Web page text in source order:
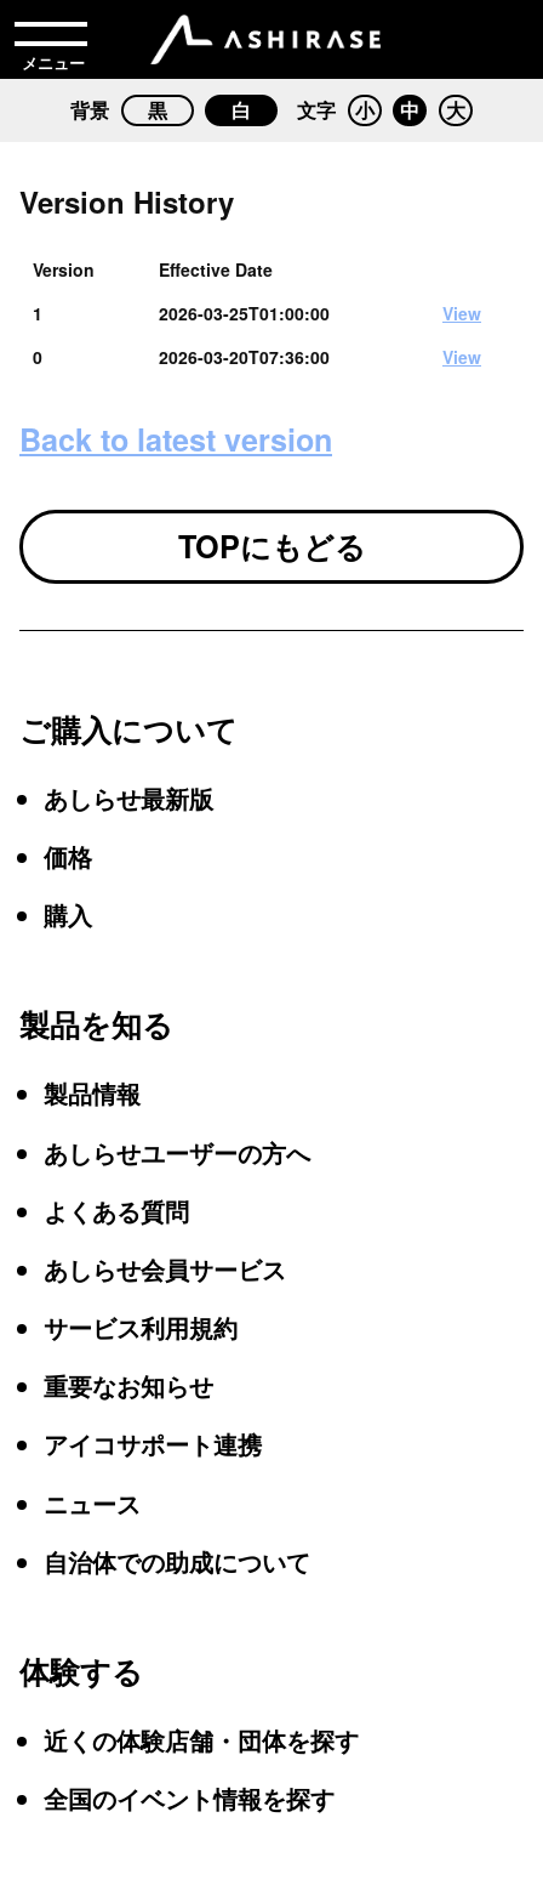
メニュー
背景 黒 白 文字 小 中 大
Version History
Version
Effective Date
1
2026-03-25T01:00:00
View
0
2026-03-20T07:36:00 View
Back to latest version
TOPにもどる
ご購入について
あしらせ最新版
価格
購入
製品を知る
製品情報
あしらせユーザーの方へ
よくある質問
あしらせ会員サービス
サービス利用規約
重要なお知らせ
アイコサポート連携
ニュース
自治体での助成について
体験する
近くの体験店舗・団体を探す
全国のイベント情報を探す